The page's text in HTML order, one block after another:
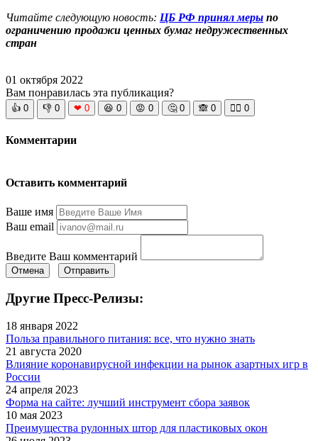
Читайте следующую новость: ЦБ РФ принял меры по
ограничению продажи ценных бумаг недружественных
стран
01 октября 2022
Вам понравилась эта публикация?
👍 0 👎 0 ❤ 0 😆 0 😡 0 🤔 0 🙈 0 🧘‍♀️ 0
Комментарии
Оставить комментарий
Ваше имя
Ваш email
Введите Ваш комментарий
Отмена Отправить
Другие Пресс-Релизы:
18 января 2022
Польза правильного питания: все, что нужно знать
21 августа 2020
Влияние коронавирусной инфекции на рынок азартных игр в
России
24 апреля 2023
Форма на сайте: лучший инструмент сбора заявок
10 мая 2023
Преимущества рулонных штор для пластиковых окон